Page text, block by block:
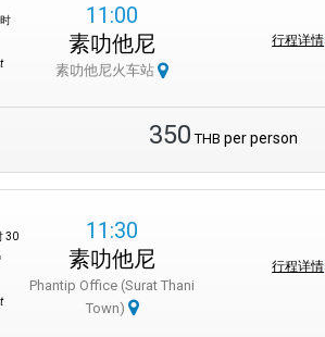
11:00
素叻他尼
素叻他尼火车站
行程详情
350 THB per person
30
11:30
素叻他尼
Phantip Office (Surat Thani
Town)
行程详情